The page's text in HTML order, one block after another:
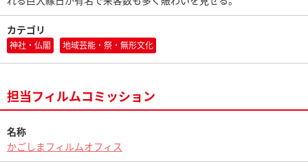
カテゴリ
神社・仏閣 地域芸能・祭・無形文化
担当フィルムコミッション
名称
かごしまフィルムオフィス